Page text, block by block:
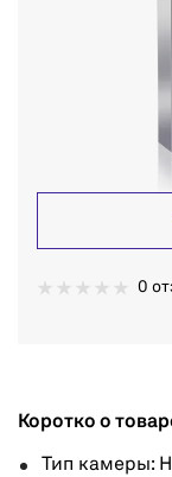
0
Коротко о
Тип камеры: